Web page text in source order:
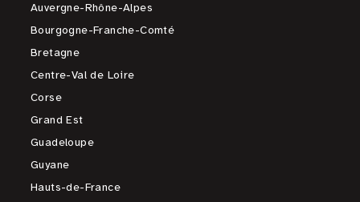
Auvergne-Rhône-Alpes
Bourgogne-Franche-Comté
Bretagne
Centre-Val de Loire
Corse
Grand Est
Guadeloupe
Guyane
Hauts-de-France